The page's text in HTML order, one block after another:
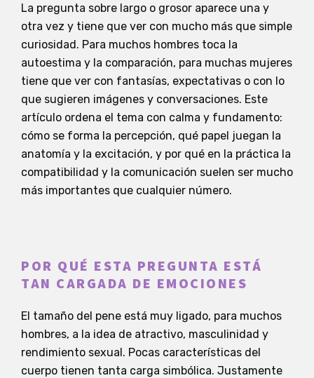
La pregunta sobre largo o grosor aparece una y
otra vez y tiene que ver con mucho más que simple
curiosidad. Para muchos hombres toca la
autoestima y la comparación, para muchas mujeres
tiene que ver con fantasías, expectativas o con lo
que sugieren imágenes y conversaciones. Este
artículo ordena el tema con calma y fundamento:
cómo se forma la percepción, qué papel juegan la
anatomía y la excitación, y por qué en la práctica la
compatibilidad y la comunicación suelen ser mucho
más importantes que cualquier número.
POR QUÉ ESTA PREGUNTA ESTÁ
TAN CARGADA DE EMOCIONES
El tamaño del pene está muy ligado, para muchos
hombres, a la idea de atractivo, masculinidad y
rendimiento sexual. Pocas características del
cuerpo tienen tanta carga simbólica. Justamente